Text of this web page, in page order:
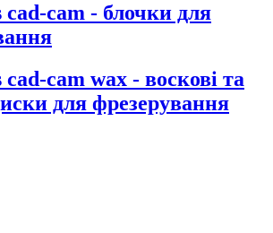
cad-cam - блочки для
cam wax - воскові та
для фрезерування